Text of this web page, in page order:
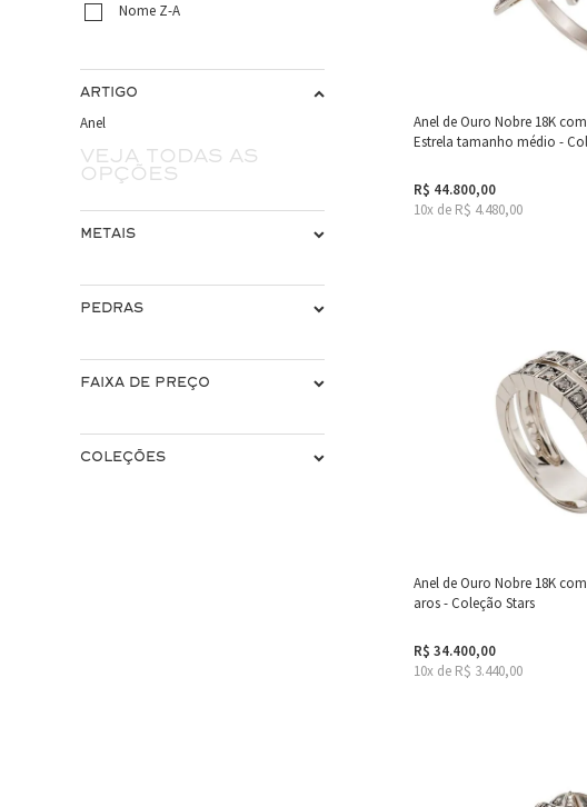
Nome Z-A
ARTIGO
Anel
Veja todas as
opções
METAIS
PEDRAS
FAIXA DE PREÇO
COLEÇÕES
Anel de Ouro Nobre 18K
Estrela tamanho médio -
R$ 44.800,00
10x de R$ 4.480,00
Anel de Ouro Nobre 18K
aros - Coleção Stars
R$ 34.400,00
10x de R$ 3.440,00